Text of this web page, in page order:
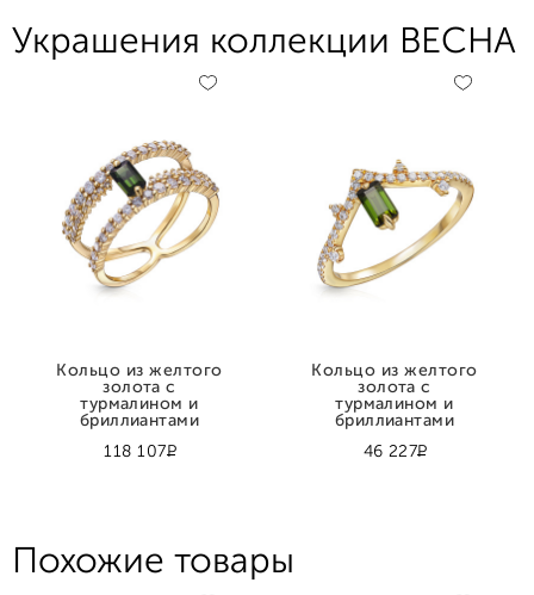
Украшения коллекции ВЕСНА
118 107Р
Кольцо из желтого
золота с
турмалином и
бриллиантами
46 227Р
Кольцо из желтого
золота с
турмалином и
бриллиантами
Похожие товары